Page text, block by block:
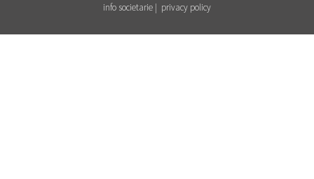
info societarie | privacy policy